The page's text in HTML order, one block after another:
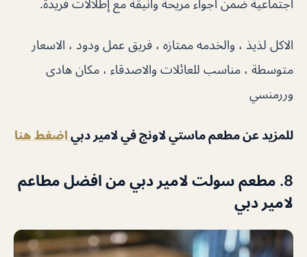
اجتماعية ضمن أجواء مريحة وأنيقة مع إطلالات فريدة.
الاكل لذيذ ، والخدمه ممتازه ، فريق عمل ودود ، الاسعار
متوسطة ، مناسب للعائلات والاصدقاء ، مكان هادى
وررمنسي
للمزيد عن مطعم ماستي لاونج في لامير دبي اضغط هنا
8. مطعم سولت لامير دبي من افضل مطاعم
لامير دبي